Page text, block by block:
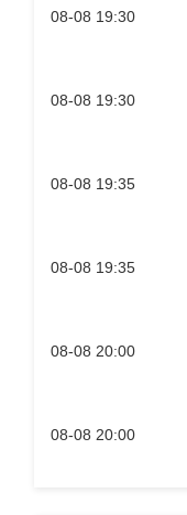
08-08 19:30
08-08 19:30
08-08 19:35
08-08 19:35
08-08 20:00
08-08 20:00